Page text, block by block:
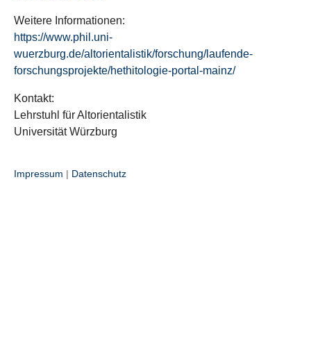
Weitere Informationen:
https://www.phil.uni-
wuerzburg.de/altorientalistik/forschung/laufende-
forschungsprojekte/hethitologie-portal-mainz/
Kontakt:
Lehrstuhl für Altorientalistik
Universität Würzburg
Impressum | Datenschutz